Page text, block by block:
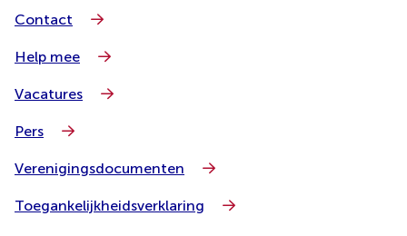
Contact
Help mee
Vacatures
Pers
Verenigingsdocumenten
Toegankelijkheidsverklaring